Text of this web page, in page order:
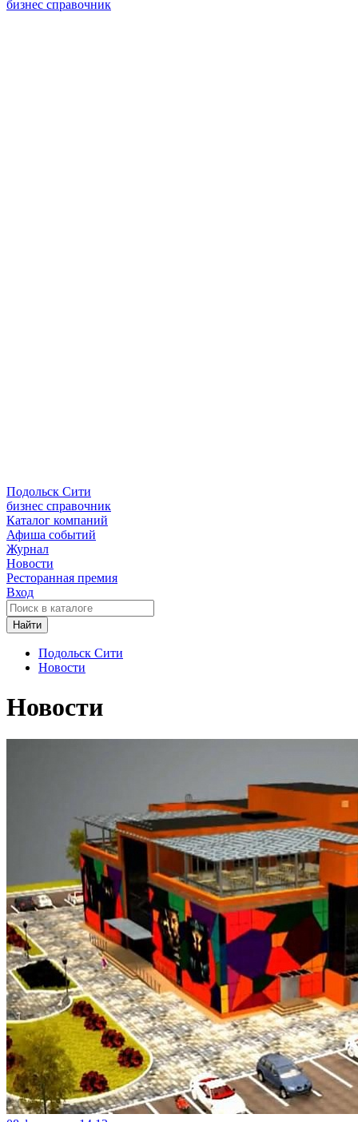
бизнес справочник
Подольск Сити
бизнес справочник
Каталог компаний
Афиша событий
Журнал
Новости
Ресторанная премия
Вход
Найти
Подольск Сити
Новости
Новости